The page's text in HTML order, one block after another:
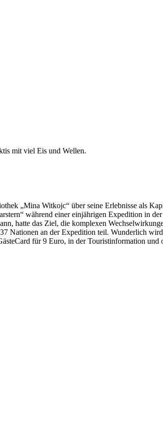
„Mina Witkojc“ über seine Erlebnisse als
während einer einjährigen Expedition in
hatte das Ziel, die komplexen
Nationen an der Expedition teil. Wunderlich
für 9 Euro, in der Touristinformation und